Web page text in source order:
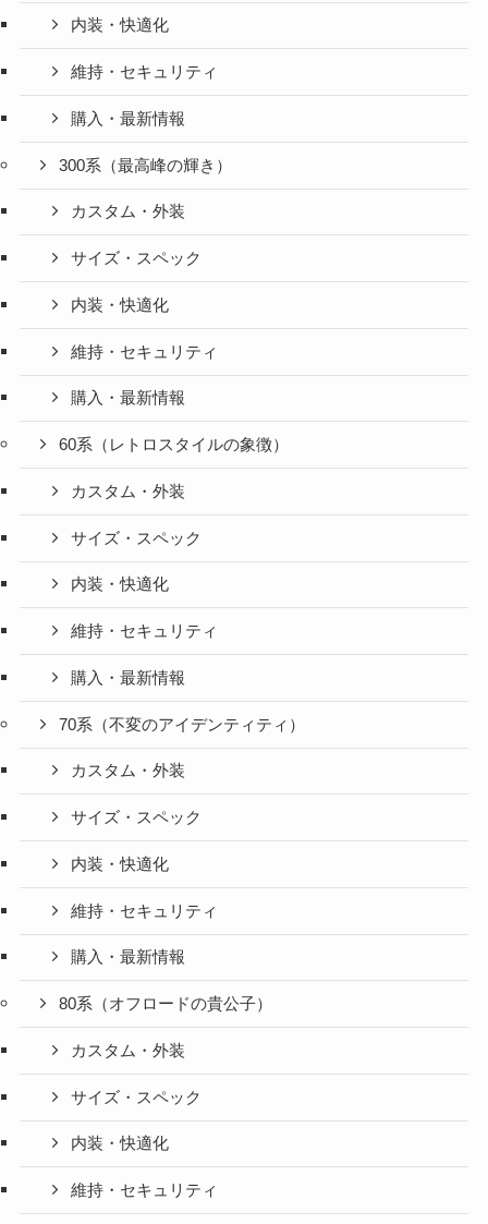
内装・快適化
維持・セキュリティ
購入・最新情報
300系（最高峰の輝き）
カスタム・外装
サイズ・スペック
内装・快適化
維持・セキュリティ
購入・最新情報
60系（レトロスタイルの象徴）
カスタム・外装
サイズ・スペック
内装・快適化
維持・セキュリティ
購入・最新情報
70系（不変のアイデンティティ）
カスタム・外装
サイズ・スペック
内装・快適化
維持・セキュリティ
購入・最新情報
80系（オフロードの貴公子）
カスタム・外装
サイズ・スペック
内装・快適化
維持・セキュリティ